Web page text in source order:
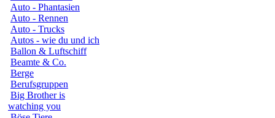
Auto - Phantasien
Auto - Rennen
Auto - Trucks
Autos - wie du und ich
Ballon & Luftschiff
Beamte & Co.
Berge
Berufsgruppen
Big Brother is
watching you